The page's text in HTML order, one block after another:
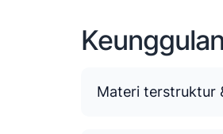
Materi terstruktur